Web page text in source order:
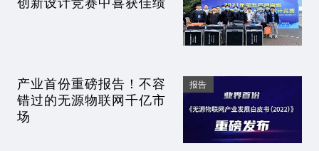
产业首份重磅报告！不容
错过的无源物联网千亿市
场
报告